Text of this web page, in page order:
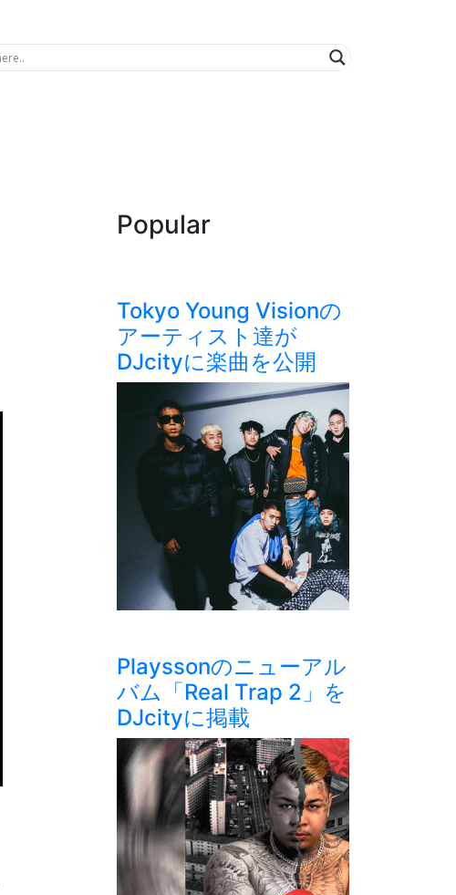
Popular
Tokyo Young Visionの
アーティスト達が
DJcityに楽曲を公開
Playssonのニューアル
バム「Real Trap 2」を
DJcityに掲載